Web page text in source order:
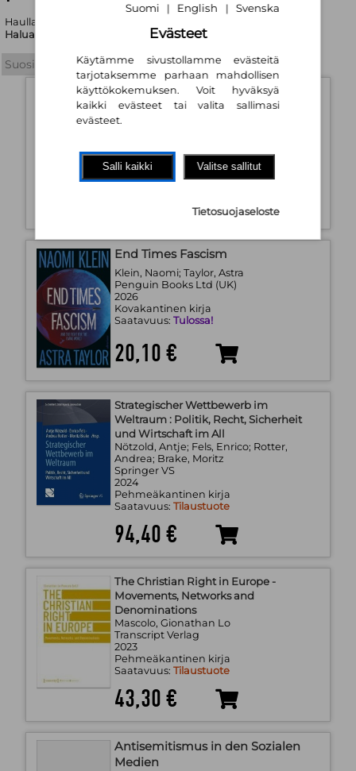
Haullasi löytyi yhteensä 297444 tuotetta
Haluatko tarkentaa hakukriteerejä?
The Triangle of Power
Stubb, Alexander
Columbia Global Reports
Pehmeäkantinen kirja
Saatavuus:
Tilaustuote
End Times Fascism
Klein, Naomi; Taylor, Astra
Penguin Books Ltd (UK)
2026
Kovakantinen kirja
Saatavuus: Tulossa!
20,10 €
Strategischer Wettbewerb im
Weltraum : Politik, Recht, Sicherheit
und Wirtschaft im All
Nötzold, Antje; Fels, Enrico; Rotter,
Andrea; Brake, Moritz
Springer VS
2024
Pehmeäkantinen kirja
Saatavuus: Tilaustuote
94,40 €
The Christian Right in Europe -
Movements, Networks and
Denominations
Mascolo, Gionathan Lo
Transcript Verlag
2023
Pehmeäkantinen kirja
Saatavuus: Tilaustuote
43,30 €
Antisemitismus in den Sozialen
Medien
Suomi | English | Svenska
Evästeet
Käytämme sivustollamme evästeitä
tarjotaksemme parhaan mahdollisen
käyttökokemuksen. Voit hyväksyä
kaikki evästeet tai valita sallimasi
evästeet.
Salli kaikki Valitse sallitut
Tietosuojaseloste